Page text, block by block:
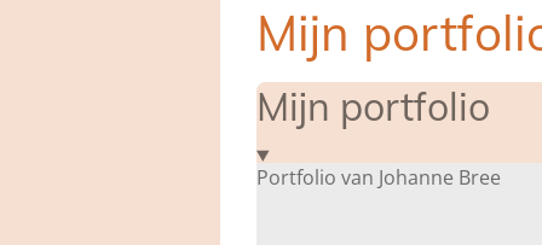
Mijn
Mijn portfolio
Portfolio van Johanne Bree